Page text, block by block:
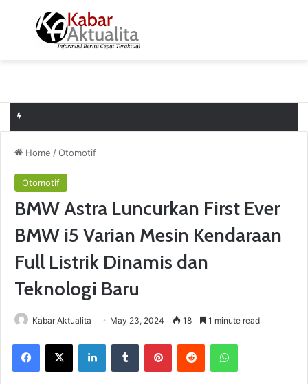
Menu
Home /Otomotif
Otomotif
BMW Astra Luncurkan First Ever
BMW i5 Varian Mesin Kendaraan
Full Listrik Dinamis dan
Teknologi Baru
Kabar Aktualita May 23, 2024 18 1 minute read